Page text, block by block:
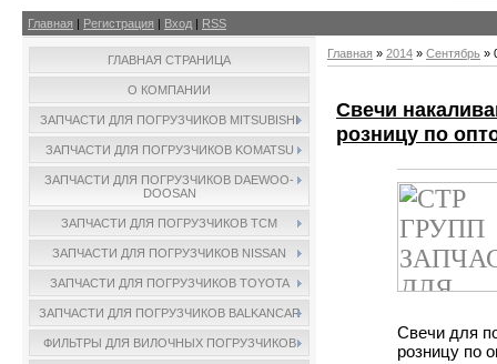
Главная | Регистрация | Вход | RSS
ГЛАВНАЯ СТРАНИЦА
О КОМПАНИИ
ЗАПЧАСТИ ДЛЯ ПОГРУЗЧИКОВ MITSUBISHI
ЗАПЧАСТИ ДЛЯ ПОГРУЗЧИКОВ KOMATSU
ЗАПЧАСТИ ДЛЯ ПОГРУЗЧИКОВ DAEWOO-
DOOSAN
ЗАПЧАСТИ ДЛЯ ПОГРУЗЧИКОВ TCM
ЗАПЧАСТИ ДЛЯ ПОГРУЗЧИКОВ NISSAN
ЗАПЧАСТИ ДЛЯ ПОГРУЗЧИКОВ TOYOTA
ЗАПЧАСТИ ДЛЯ ПОГРУЗЧИКОВ BALKANCAR
ФИЛЬТРЫ ДЛЯ ВИЛОЧНЫХ ПОГРУЗЧИКОВ
Главная » 2014 » Сентябрь »
Свечи
розницу по
Свечи для
розницу по